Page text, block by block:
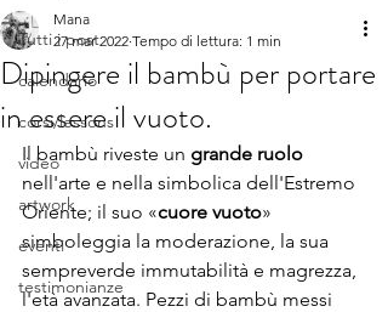
Tutti i post
calendario
corsi/lessons
video
artwork
eventi
testimonianze
Dipingere il bambù per portare
in essere il vuoto.
Mana
27 mar 2022 Tempo di lettura: 1 min
Il bambù riveste un grande ruolo
nell'arte e nella simbolica dell'Estremo
Oriente; il suo «cuore vuoto»
simboleggia la moderazione, la sua
sempreverde immutabilità e magrezza,
l'età avanzata. Pezzi di bambù messi